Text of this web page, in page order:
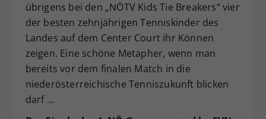
übrigens bei den „NÖTV Kids Tie Breakers“ vier
der besten zehnjährigen Tenniskinder des
Landes auf dem Center Court ihr Können
zeigen. Eine schöne Metapher, wenn man
bereits vor dem finalen Match in die
niederösterreichische Tenniszukunft blicken
darf …